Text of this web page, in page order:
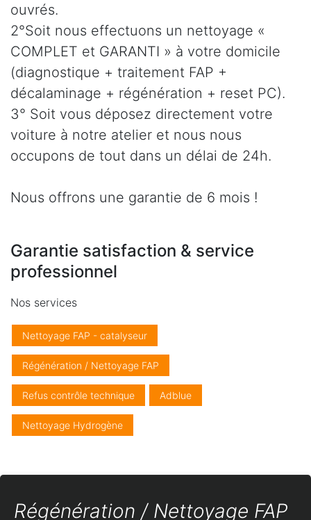
ouvrés.
2°Soit nous effectuons un nettoyage «
COMPLET et GARANTI » à votre domicile
(diagnostique + traitement FAP +
décalaminage + régénération + reset PC).
3° Soit vous déposez directement votre
voiture à notre atelier et nous nous
occupons de tout dans un délai de 24h.
Nous offrons une garantie de 6 mois !
Garantie satisfaction & service
professionnel
Nos services
Nettoyage FAP - catalyseur
Régénération / Nettoyage FAP
Refus contrôle technique Adblue
Nettoyage Hydrogène
Régénération / Nettoyage FAP